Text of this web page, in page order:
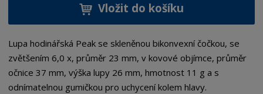
Vložit do košíku
Lupa hodinářská Peak se skleněnou bikonvexní čočkou, se
zvětšením 6,0 x, průměr 23 mm, v kovové objímce, průměr
očnice 37 mm, výška lupy 26 mm, hmotnost 11 g a s
odnímatelnou gumičkou pro uchycení kolem hlavy.